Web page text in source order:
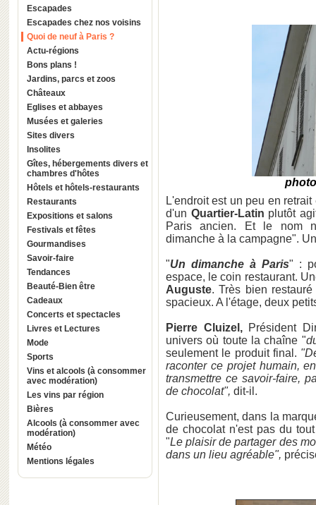
Escapades
Escapades chez nos voisins
Quoi de neuf à Paris ?
Actu-régions
Bons plans !
Jardins, parcs et zoos
Châteaux
Eglises et abbayes
Musées et galeries
Sites divers
Insolites
Gîtes, hébergements divers et
chambres d'hôtes
Hôtels et hôtels-restaurants
Restaurants
Expositions et salons
Festivals et fêtes
Gourmandises
Savoir-faire
Tendances
Beauté-Bien être
Cadeaux
Concerts et spectacles
Livres et Lectures
Mode
Sports
Vins et alcools (à consommer
avec modération)
Les vins par région
Bières
Alcools (à consommer avec
modération)
Météo
Mentions légales
L'endroit est un peu en
d'un Quartier-Latin plutôt
Paris ancien. Et le nom
dimanche à la campagne".
"Un dimanche à Paris" :
espace, le coin restaurant.
Auguste. Très bien
spacieux. A l'étage, deux
Pierre Cluizel,Président
univers où toute la chaîne "
seulement le produit final.
raconter ce projet humain,
transmettre ce savoir-faire,
de chocolat", dit-il.
Curieusement, dans la
de chocolat n'est pas du
"Le plaisir de partager des
dans un lieu agréable",